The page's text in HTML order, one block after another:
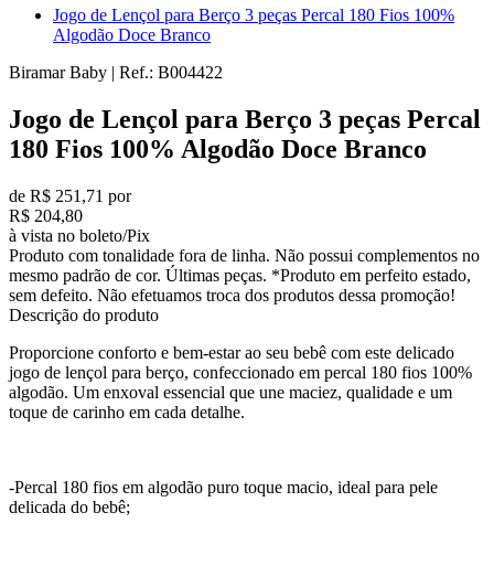
Jogo de Lençol para Berço 3 peças Percal 180 Fios 100%
Algodão Doce Branco
Biramar Baby | Ref.: B004422
Jogo de Lençol para Berço 3 peças Percal
180 Fios 100% Algodão Doce Branco
de R$ 251,71 por
R$ 204,80
à vista no boleto/Pix
Produto com tonalidade fora de linha. Não possui complementos no
mesmo padrão de cor. Últimas peças. *Produto em perfeito estado,
sem defeito. Não efetuamos troca dos produtos dessa promoção!
Descrição do produto
Proporcione conforto e bem-estar ao seu bebê com este delicado
jogo de lençol para berço, confeccionado em percal 180 fios 100%
algodão. Um enxoval essencial que une maciez, qualidade e um
toque de carinho em cada detalhe.
-Percal 180 fios em algodão puro toque macio, ideal para pele
delicada do bebê;